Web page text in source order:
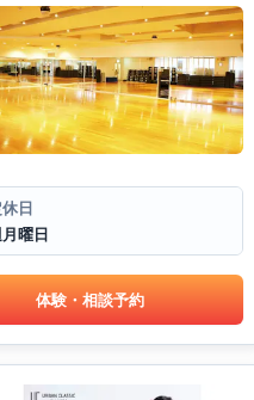
日
曜日
体験・相談予約